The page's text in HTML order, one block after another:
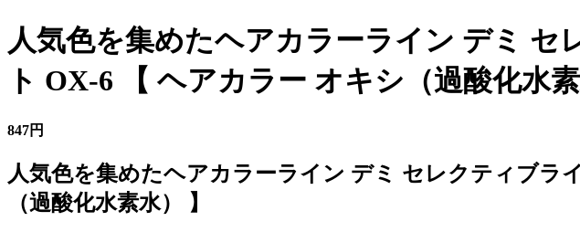
人気色を集めたヘアカラーライン デミ
ト OX-6 【 ヘアカラー オキシ（過酸化水素
847円
人気色を集めたヘアカラーライン デミ セレクティブラ
（過酸化水素水） 】